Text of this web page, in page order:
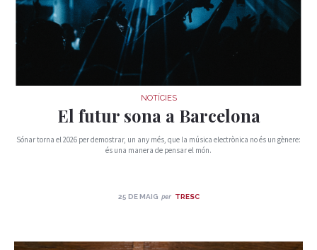
NOTÍCIES
El futur sona a Barcelona
Sónar torna el 2026 per demostrar, un any més, que la música electrònica no és un gènere:
és una manera de pensar el món.
25 DE MAIG per TRESC